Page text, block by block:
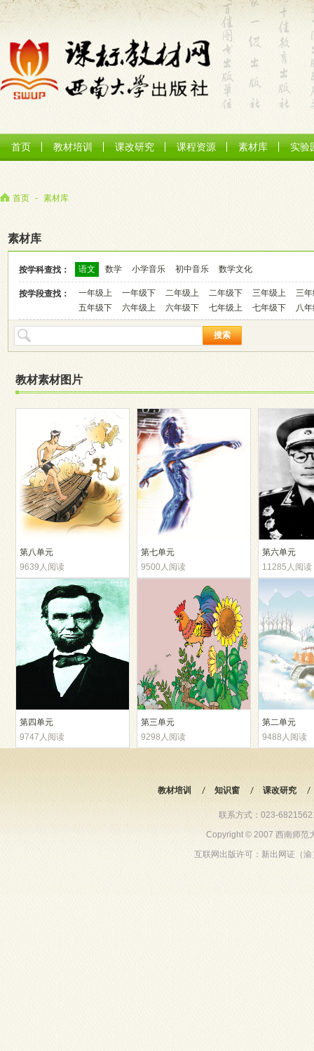
首页 教材培训 课改研究 课程资源 素材库 实验
首页 - 素材库
素材库
按学科查找： 语文 数学 小学音乐 初中音乐 数学文化
按学段查找： 一年级上 一年级下 二年级上 二年级下 三年级上
三
五年级下
六年级上 六年级下 七年级上 七年级下 八
搜索
教材素材图片
第八单元
9639人阅读
第七单元
9500人阅读
第六单元
11285人阅读
第四单元
9747人阅读
第三单元
9298人阅读
第二单元
9488人阅读
教材培训 知识窗 课改研究
联系方式：023-
Copyright © 2007 西南师范
互联网出版许可：新出网证（